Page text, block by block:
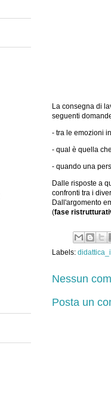
La consegna di
seguenti
- tra le emozioni
- qual è quella
- quando una
Dalle risposte a
confronti tra i
Dall'argomento
(fase
Labels:
Nessun
Posta un